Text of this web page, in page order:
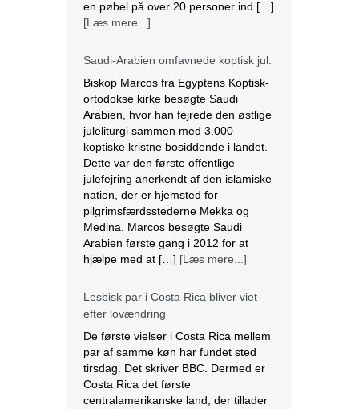
Saudi-Arabien omfavnede koptisk jul.
ortodokse kirke besøgte Saudi
Arabien, hvor han fejrede den østlige
juleliturgi sammen med 3.000
koptiske kristne bosiddende i landet.
Dette var den første offentlige
julefejring anerkendt af den islamiske
nation, der er hjemsted for
pilgrimsfærdsstederne Mekka og
Medina. Marcos besøgte Saudi
Arabien første gang i 2012 for at
hjælpe med at […][Læs mere...]
Lesbisk par i Costa Rica bliver viet
De første vielser i Costa Rica mellem
par af samme køn har fundet sted
tirsdag. Det skriver BBC. Dermed er
Costa Rica det første
centralamerikanske land, der tillader
homoseksuelle par at gifte sig. Det
lesbiske par Alexandra Quiros og